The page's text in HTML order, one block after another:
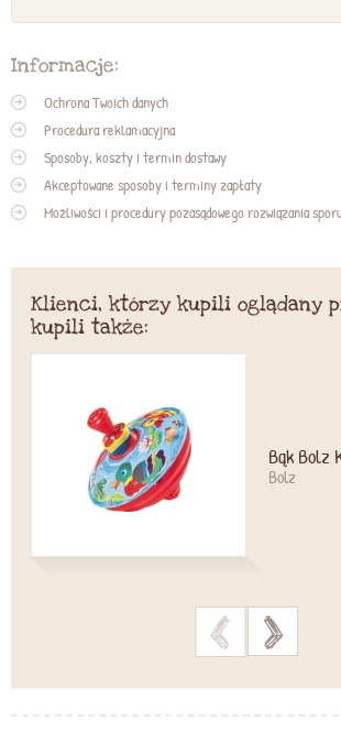
Informacje:
Ochrona Twoich danych
Procedura reklamacyjna
Sposoby, koszty i termin dostawy
Akceptowane sposoby i terminy zapłaty
Możliwości i procedury pozasądowego rozwiązania
Klienci, którzy kupili oglądany
kupili także:
Bąk Bolz
Bolz
> >